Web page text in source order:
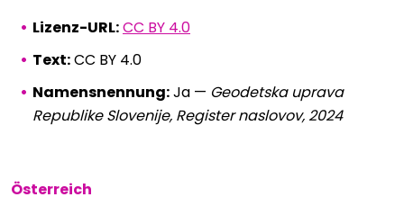
Lizenz-URL:CC BY 4.0
Text:CC BY 4.0
Namensnennung:Ja — Geodetska uprava
Republike Slovenije, Register naslovov, 2024
Österreich